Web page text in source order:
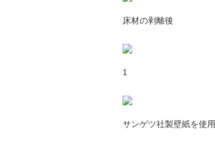
床材の剥離後
1
サンゲツ社製壁紙を使用